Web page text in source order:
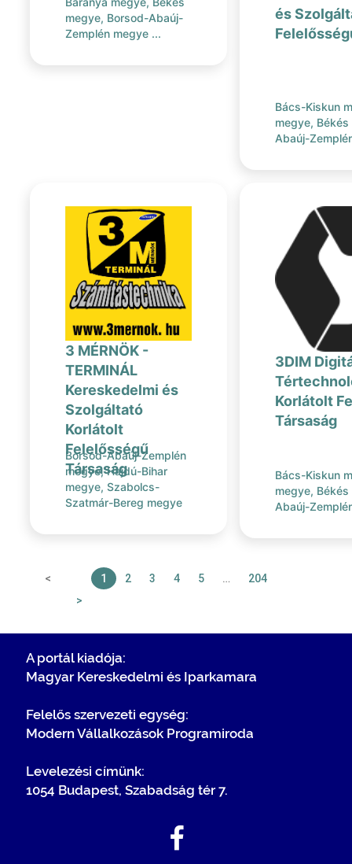
megye, Borsod-Abaúj-
Zemplén megye ...
és
Bács-Kiskun
megye,
Abaúj-
3 MÉRNÖK -
TERMINÁL
Kereskedelmi és
Szolgáltató
Korlátolt
Felelősségű
Társaság
Borsod-Abaúj-Zemplén
megye, Hajdú-Bihar
megye, Szabolcs-
Szatmár-Bereg megye
3DIM
Korlátolt
Társaság
Bács-Kiskun
megye,
Abaúj-
< 1 2 3 4 5 …
204
>
A portál kiadója:
Magyar Kereskedelmi és Iparkamara
Felelős szervezeti egység:
Modern Vállalkozások Programiroda
Levelezési címünk:
1054 Budapest, Szabadság tér 7.